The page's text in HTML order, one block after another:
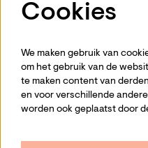
Cookies
We maken gebruik van
om het gebruik van de
te maken content van
en voor verschillende
worden ook geplaatst door